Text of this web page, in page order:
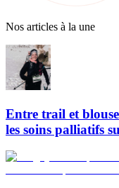
Nos articles à la une
Entre trail et
les soins palliatifs